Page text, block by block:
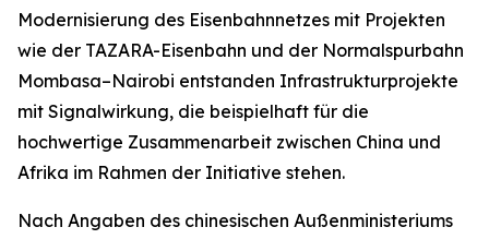
Modernisierung des Eisenbahnnetzes mit Projekten
wie der TAZARA-Eisenbahn und der Normalspurbahn
Mombasa–Nairobi entstanden Infrastrukturprojekte
mit Signalwirkung, die beispielhaft für die
hochwertige Zusammenarbeit zwischen China und
Afrika im Rahmen der Initiative stehen.
Nach Angaben des chinesischen Außenministeriums